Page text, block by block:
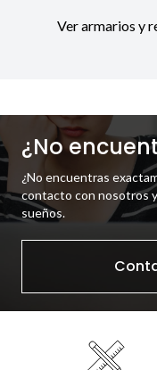
Ver armarios y
¿No
¿No encuentras
contacto con nosotros
sueños.